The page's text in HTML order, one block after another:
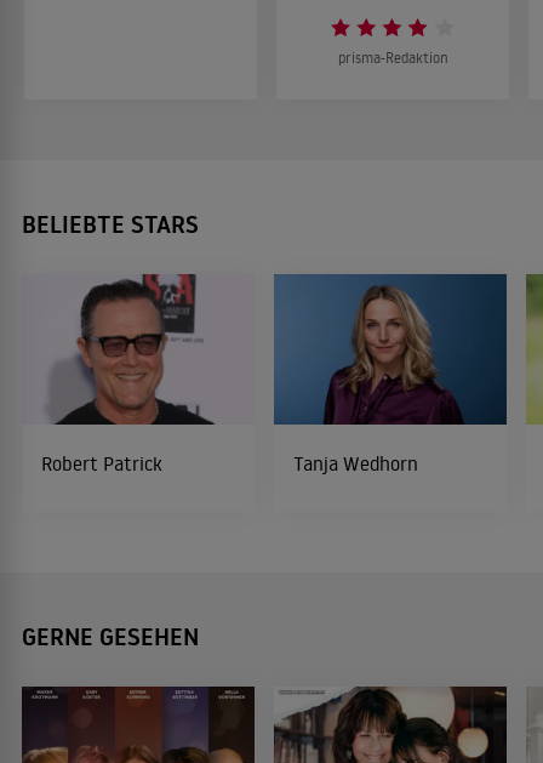
prisma-Redaktion
BELIEBTE STARS
Robert Patrick Tanja Wedhorn
GERNE GESEHEN